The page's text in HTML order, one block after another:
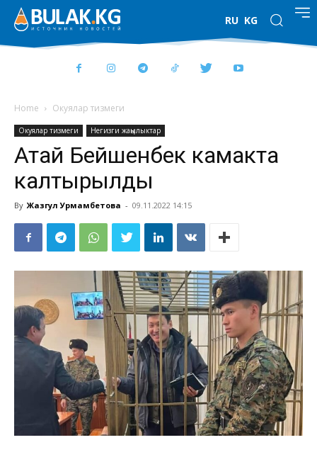
RU KG
Home Окуялар тизмеги
Окуялар тизмеги Негизги жаңылыктар
Атай Бейшенбек камакта
калтырылды
By Жазгул Урмамбетова - 09.11.2022 14:15